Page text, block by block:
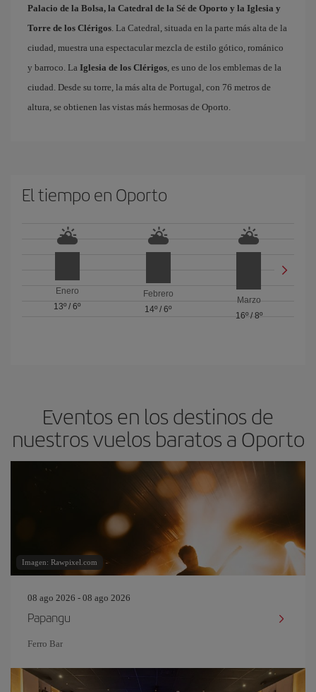
Palacio de la Bolsa, la Catedral de la Sé de Oporto y la Iglesia y
Torre de los Clérigos. La Catedral, situada en la parte más alta de la
ciudad, muestra una espectacular mezcla de estilo gótico, románico
y barroco. La Iglesia de los Clérigos, es uno de los emblemas de la
ciudad. Desde su torre, la más alta de Portugal, con 76 metros de
altura, se obtienen las vistas más hermosas de Oporto.
El tiempo en Oporto
Enero
13º /6º
Febrero
14º / 6º
Marzo
16º/ 8º
Eventos en los destinos de
nuestros vuelos baratos a Oporto
Imagen: Rawpixel.com
08 ago 2026 - 08 ago 2026
Papangu
Ferro Bar